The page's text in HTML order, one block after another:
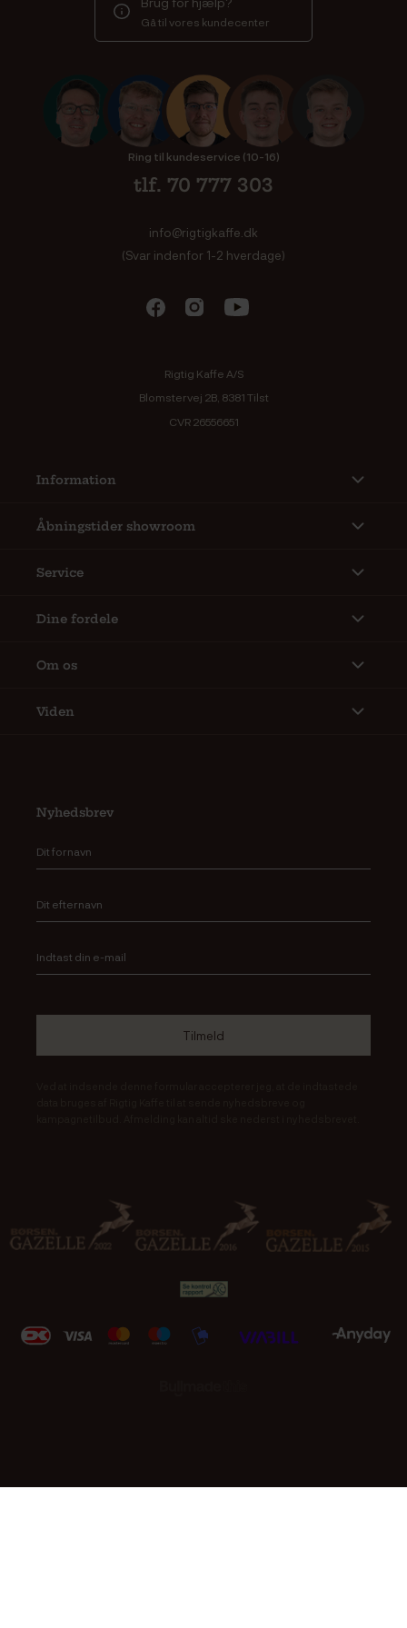
Gå til vores kundecenter
Ring til kundeservice (10-16)
tlf. 70 777 303
info@rigtigkaffe.dk
(Svar indenfor 1-2 hverdage)
Rigtig Kaffe A/S
Blomstervej 2B, 8381 Tilst
CVR 26556651
Information
Åbningstider showroom
Service
Dine fordele
Om os
Viden
Nyhedsbrev